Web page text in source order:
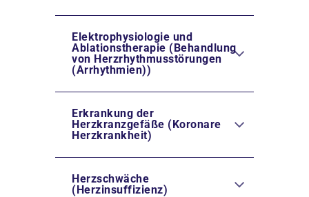
Elektrophysiologie und
Ablationstherapie (Behandlung
von Herzrhythmusstörungen
(Arrhythmien))
Erkrankung der
Herzkranzgefäße (Koronare
Herzkrankheit)
Herzschwäche
(Herzinsuffizienz)